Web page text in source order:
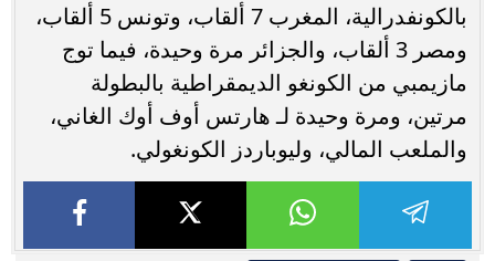
بالكونفدرالية، المغرب 7 ألقاب، وتونس 5 ألقاب،
ومصر 3 ألقاب، والجزائر مرة وحيدة، فيما توج
مازيمبي من الكونغو الديمقراطية بالبطولة
مرتين، ومرة وحيدة لـ هارتس أوف أوك الغاني،
والملعب المالي، وليوباردز الكونغولي.